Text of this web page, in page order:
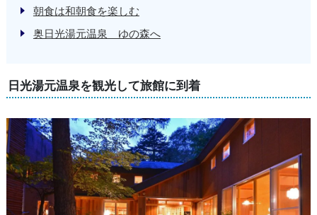
朝食は和朝食を楽しむ
奥日光湯元温泉 ゆの森へ
日光湯元温泉を観光して旅館に到着